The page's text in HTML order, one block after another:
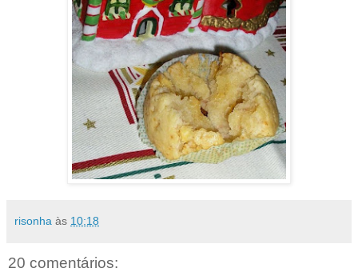
risonha às 10:18
20 comentários: